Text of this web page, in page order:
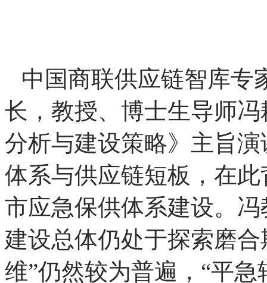
中国商联供应链智库专
长，教授、博士生导师
分析与建设策略》主旨